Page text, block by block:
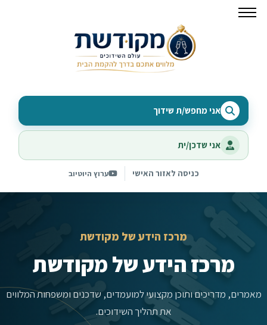
אני מחפש/ת שידוך
אני שדכן/ית
כניסה לאזור האישי ערוץ היוטיוב
מרכז הידע של מקודשת
מרכז הידע של מקודשת
מאמרים, מדריכים ותוכן מקצועי למועמדים, שדכנים ומשפחות המלווים
את תהליך השידוכים.